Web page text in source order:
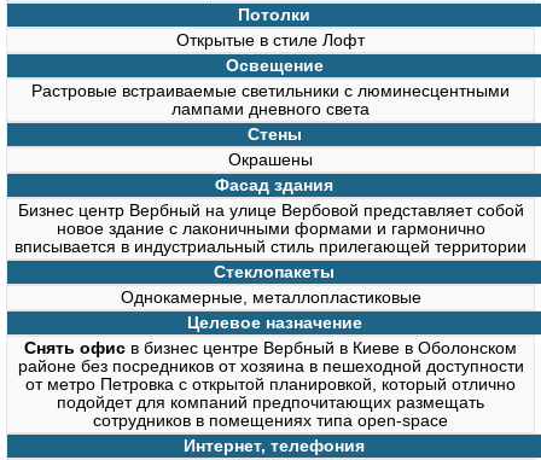
Потолки
Открытые в стиле Лофт
Освещение
Растровые встраиваемые светильники с люминесцентными
лампами дневного света
Стены
Окрашены
Фасад здания
Бизнес центр Вербный на улице Вербовой представляет собой
новое здание с лаконичными формами и гармонично
вписывается в индустриальный стиль прилегающей территории
Стеклопакеты
Однокамерные, металлопластиковые
Целевое назначение
Снять офис в бизнес центре Вербный в Киеве в Оболонском
районе без посредников от хозяина в пешеходной доступности
от метро Петровка с открытой планировкой, который отлично
подойдет для компаний предпочитающих размещать
сотрудников в помещениях типа open-space
Интернет, телефония